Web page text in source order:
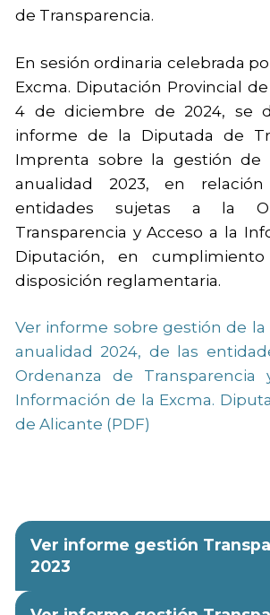
de Transparencia.
En sesión ordinaria celebrada
Excma. Diputación Provincial
4 de diciembre de 2024, se
informe de la Diputada de
Imprenta sobre la gestión de
anualidad 2023, en
entidades sujetas a la
Transparencia y Acceso a la
Diputación, en
disposición reglamentaria.
Ver informe sobre gestión de la
anualidad 2024, de las
Ordenanza de Transparencia
Información de la Excma.
de Alicante (PDF)
Ver informe gestión
2023